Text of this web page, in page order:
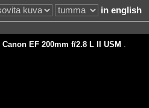
in english
Canon EF 200mm f/2.8 L II USM